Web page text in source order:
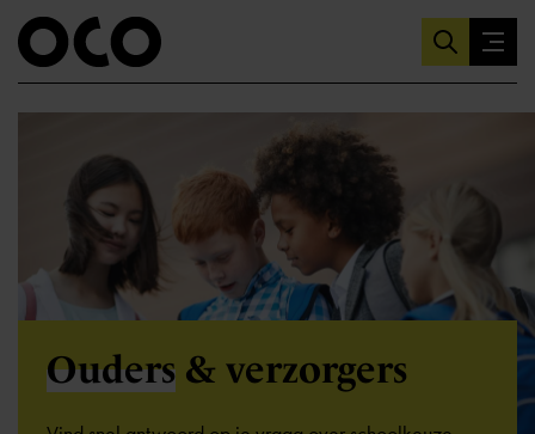
Ouders & verzorgers